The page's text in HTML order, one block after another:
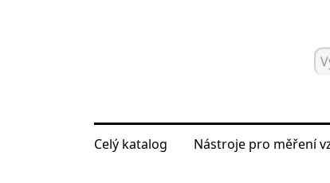
Celý katalog Nástroje pro měření
Hlavní strana Katalog